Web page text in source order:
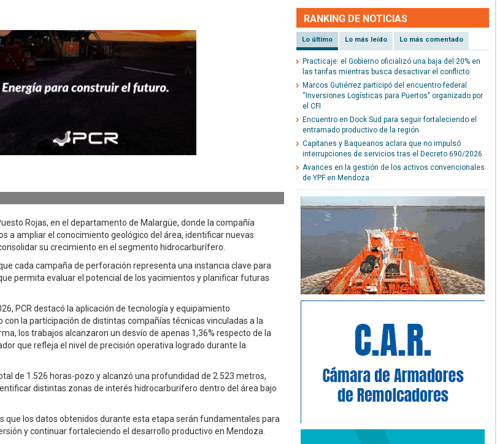
Rojas, en el departamento de Malargüe, donde la compañía
a ampliar el conocimiento geológico del área, identificar nuevas
su crecimiento en el segmento hidrocarburífero.
cada campaña de perforación representa una instancia clave para
permita evaluar el potencial de los yacimientos y planificar futuras
PCR destacó la aplicación de tecnología y equipamiento
con la participación de distintas compañías técnicas vinculadas a la
los trabajos alcanzaron un desvío de apenas 1,36% respecto de la
que refleja el nivel de precisión operativa logrado durante la
de 1.526 horas-pozo y alcanzó una profundidad de 2.523 metros,
distintas zonas de interés hidrocarburífero dentro del área bajo
que los datos obtenidos durante esta etapa serán fundamentales para
y continuar fortaleciendo el desarrollo productivo en Mendoza.
RANKING DE NOTICIAS
Lo último Lo más leído Lo más comentado
Practicaje: el Gobierno oficializó una baja del 20% en
las tarifas mientras busca desactivar el conflicto
Marcos Gutiérrez participó del encuentro federal
“Inversiones Logísticas para Puertos" organizado por
el CFI
Encuentro en Dock Sud para seguir fortaleciendo el
entramado productivo de la región
Capitanes y Baqueanos aclara que no impulsó
interrupciones de servicios tras el Decreto 690/2026
Avances en la gestión de los activos convencionales
de YPF en Mendoza